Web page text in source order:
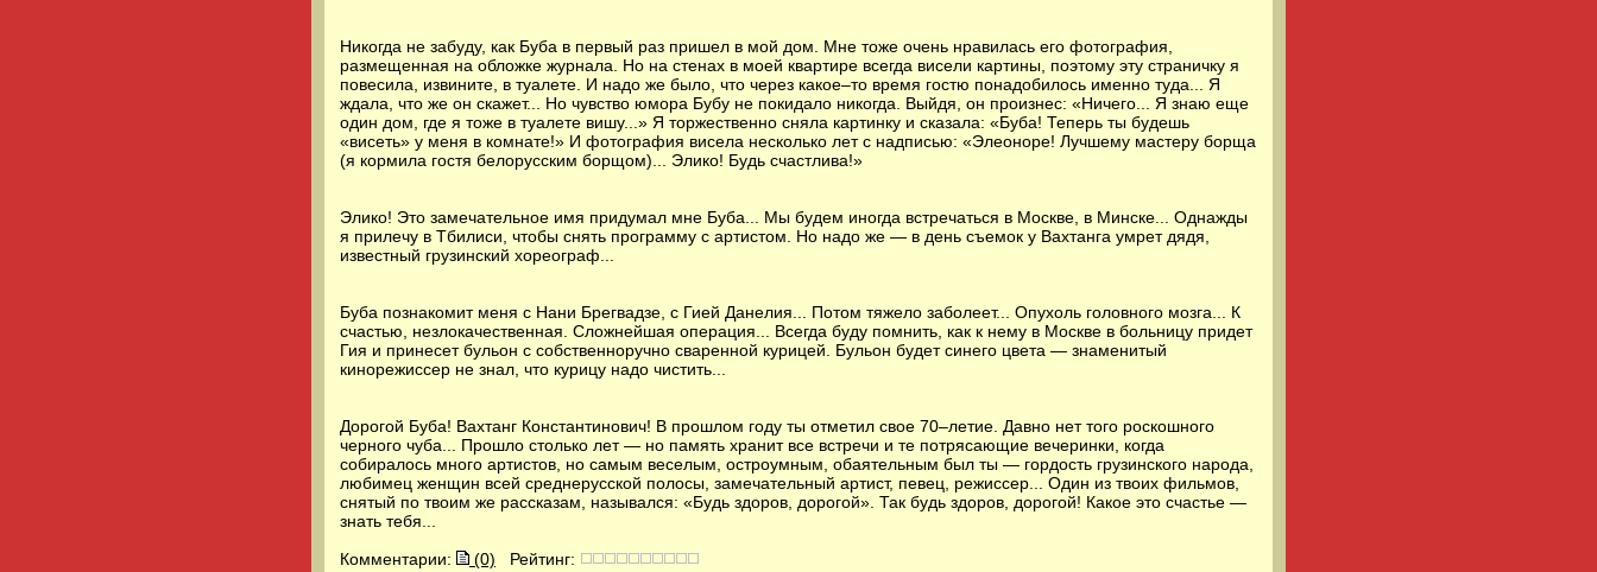
Никогда не забуду, как Буба в первый раз пришел в мой дом. Мне тоже очень нравилась его фотография,
размещенная на обложке журнала. Но на стенах в моей квартире всегда висели картины, поэтому эту страничку я
повесила, извините, в туалете. И надо же было, что через какое–то время гостю понадобилось именно туда... Я
ждала, что же он скажет... Но чувство юмора Бубу не покидало никогда. Выйдя, он произнес: «Ничего... Я знаю еще
один дом, где я тоже в туалете вишу...» Я торжественно сняла картинку и сказала: «Буба! Теперь ты будешь
«висеть» у меня в комнате!» И фотография висела несколько лет с надписью: «Элеоноре! Лучшему мастеру борща
(я кормила гостя белорусским борщом)... Элико! Будь счастлива!»
Элико! Это замечательное имя придумал мне Буба... Мы будем иногда встречаться в Москве, в Минске... Однажды
я прилечу в Тбилиси, чтобы снять программу с артистом. Но надо же — в день съемок у Вахтанга умрет дядя,
известный грузинский хореограф...
Буба познакомит меня с Нани Брегвадзе, с Гией Данелия... Потом тяжело заболеет... Опухоль головного мозга... К
счастью, незлокачественная. Сложнейшая операция... Всегда буду помнить, как к нему в Москве в больницу придет
Гия и принесет бульон с собственноручно сваренной курицей. Бульон будет синего цвета — знаменитый
кинорежиссер не знал, что курицу надо чистить...
Дорогой Буба! Вахтанг Константинович! В прошлом году ты отметил свое 70–летие. Давно нет того роскошного
черного чуба... Прошло столько лет — но память хранит все встречи и те потрясающие вечеринки, когда
собиралось много артистов, но самым веселым, остроумным, обаятельным был ты — гордость грузинского народа,
любимец женщин всей среднерусской полосы, замечательный артист, певец, режиссер... Один из твоих фильмов,
снятый по твоим же рассказам, назывался: «Будь здоров, дорогой». Так будь здоров, дорогой! Какое это счастье —
знать тебя...
Комментарии:
(0) Рейтинг: